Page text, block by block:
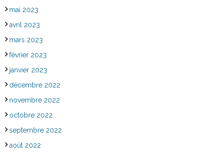
mai 2023
avril 2023
mars 2023
février 2023
janvier 2023
décembre 2022
novembre 2022
octobre 2022
septembre 2022
août 2022